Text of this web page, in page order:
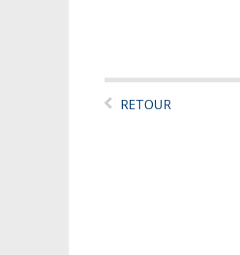
RETOUR